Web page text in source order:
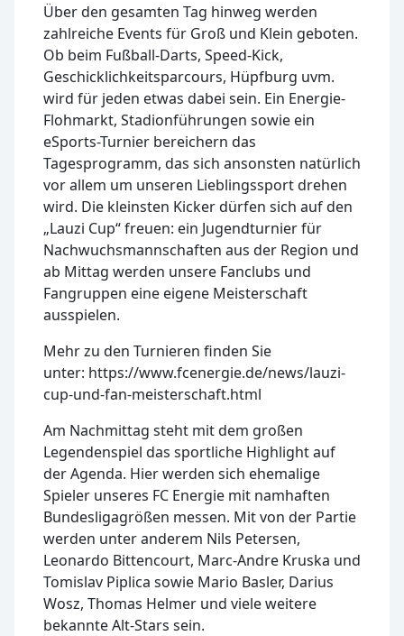
Über den gesamten Tag hinweg werden
zahlreiche Events für Groß und Klein geboten.
Ob beim Fußball-Darts, Speed-Kick,
Geschicklichkeitsparcours, Hüpfburg uvm.
wird für jeden etwas dabei sein. Ein Energie-
Flohmarkt, Stadionführungen sowie ein
eSports-Turnier bereichern das
Tagesprogramm, das sich ansonsten natürlich
vor allem um unseren Lieblingssport drehen
wird. Die kleinsten Kicker dürfen sich auf den
„Lauzi Cup“ freuen: ein Jugendturnier für
Nachwuchsmannschaften aus der Region und
ab Mittag werden unsere Fanclubs und
Fangruppen eine eigene Meisterschaft
ausspielen.
Mehr zu den Turnieren finden Sie
unter: https://www.fcenergie.de/news/lauzi-
cup-und-fan-meisterschaft.html
Am Nachmittag steht mit dem großen
Legendenspiel das sportliche Highlight auf
der Agenda. Hier werden sich ehemalige
Spieler unseres FC Energie mit namhaften
Bundesligagrößen messen. Mit von der Partie
werden unter anderem Nils Petersen,
Leonardo Bittencourt, Marc-Andre Kruska und
Tomislav Piplica sowie Mario Basler, Darius
Wosz, Thomas Helmer und viele weitere
bekannte Alt-Stars sein.